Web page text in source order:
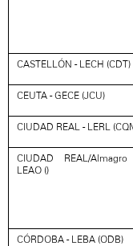
CASTELLÓN - LECH (CDT)
CEUTA - GECE (JCU)
CIUDAD REAL - LERL
CIUDAD REAL/
LEAO ()
CÓRDOBA - LEBA (ODB)